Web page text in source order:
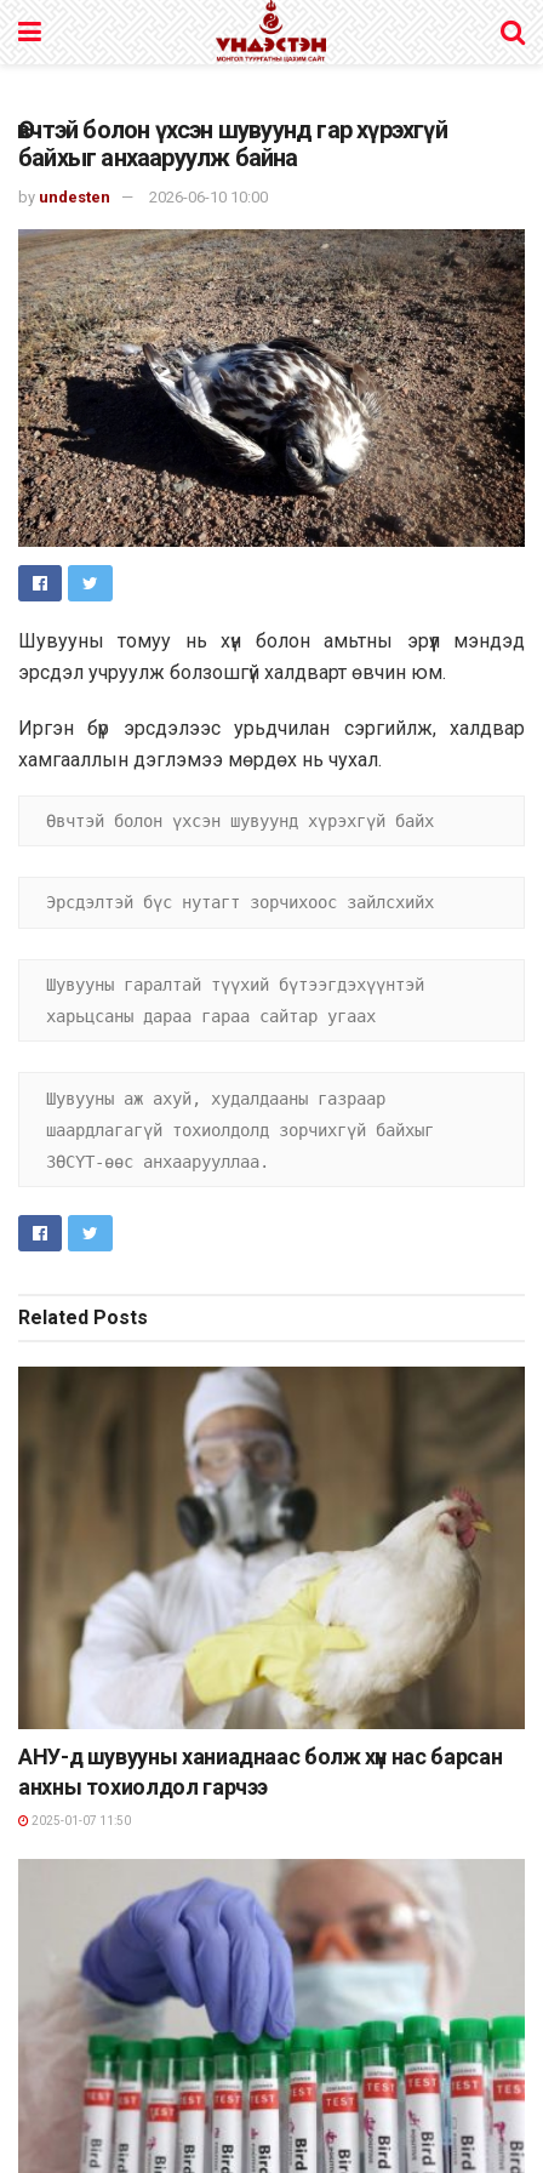
Өвчтэй болон үхсэн шувуунд гар хүрэхгүй
байхыг анхааруулж байна
by undesten 2026-06-10 10:00
Шувууны томуу нь хүн болон амьтны эрүүл мэндэд
эрсдэл учруулж болзошгүй халдварт өвчин юм.
Иргэн бүр эрсдэлээс урьдчилан сэргийлж, халдвар
хамгааллын дэглэмээ мөрдөх нь чухал.
Өвчтэй болон үхсэн шувуунд хүрэхгүй байх
Эрсдэлтэй бүс нутагт зорчихоос зайлсхийх
Шувууны гаралтай түүхий бүтээгдэхүүнтэй
харьцсаны дараа гараа сайтар угаах
Шувууны аж ахуй, худалдааны газраар
шаардлагагүй тохиолдолд зорчихгүй байхыг
ЗӨСҮТ-өөс анхаарууллаа.
Related Posts
АНУ-д шувууны ханиаднаас болж хүн нас барсан
анхны тохиолдол гарчээ
2025-01-07 11:50